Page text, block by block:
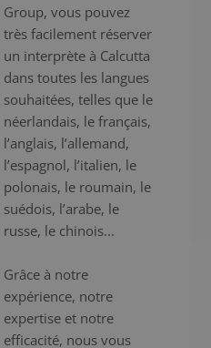
Group, vous pouvez
très facilement réserver
un interprète à Calcutta
dans toutes les langues
souhaitées, telles que le
néerlandais, le français,
l’anglais, l’allemand,
l’espagnol, l’italien, le
polonais, le roumain, le
suédois, l’arabe, le
russe, le chinois...
Grâce à notre
expérience, notre
expertise et notre
efficacité, nous vous